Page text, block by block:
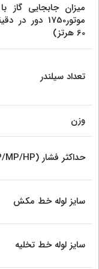
میزان جابجایی گاز
موتور1750 دور
60 هرتز)
تعداد سیلندر
وزن
حداکثر فشار (LP/MP/HP)
سایز لوله خط مکش
سایز لوله خط تخلیه